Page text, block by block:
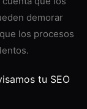
demorar
los procesos
tu SEO